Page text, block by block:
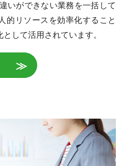
いができない業務を一括して
的リソースを効率化すること
して活用されています。